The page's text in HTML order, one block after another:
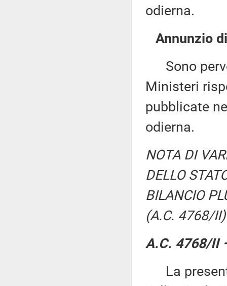
odierna.
Annunzio
Sono
Ministeri
pubblicate
odierna.
NOTA DI
DELLO
BILANCIO
(A.C. 4768/II)
A.C. 4768/II
La